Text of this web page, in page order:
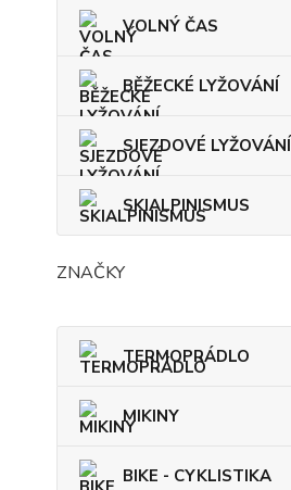
VOLNÝ ČAS
BĚŽECKÉ LYŽOVÁNÍ
SJEZDOVÉ LYŽOVÁNÍ
SKIALPINISMUS
ZNAČKY
TERMOPRÁDLO
MIKINY
BIKE - CYKLISTIKA